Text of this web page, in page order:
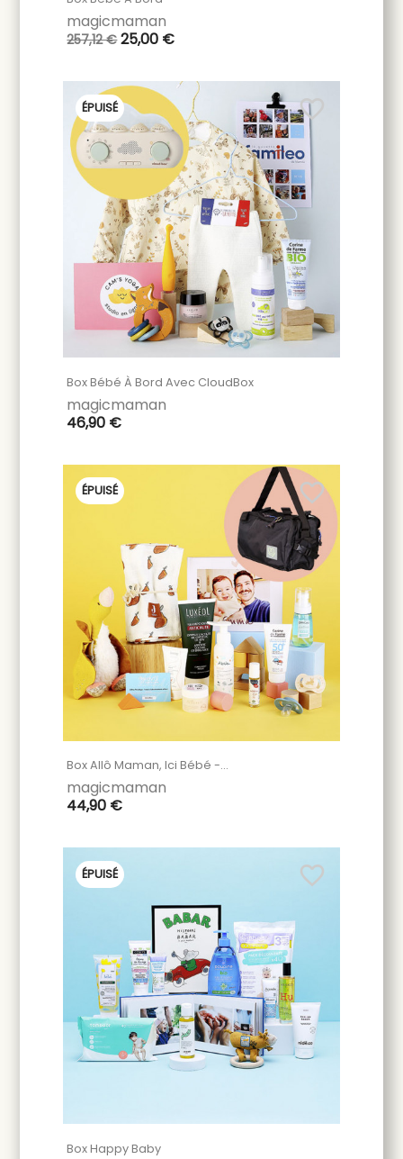
magicmaman
257,12 € 25,00 €
Box Bébé À Bord Avec CloudBox
magicmaman
46,90 €
ÉPUISÉ favorite_border
Box Allô Maman, Ici Bébé -...
magicmaman
44,90 €
ÉPUISÉ favorite_border
Box Happy Baby
ÉPUISÉ favorite_border